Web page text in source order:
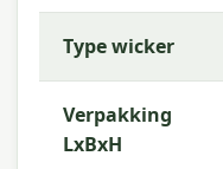
Type wicker
Verpakking
LxBxH